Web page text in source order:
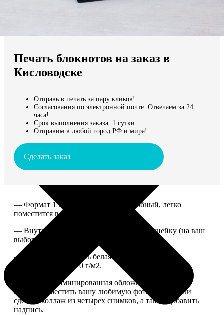
Мы доставляем по всему миру
Продолжить без города
Печать блокнотов на заказ в
Кисловодске
Отправь в печать за пару кликов!
Согласования по электронной почте. Отвечаем за 24
часа!
Срок выполнения заказа: 1 сутки
Отправим в любой город РФ и мира!
Сделать заказ
— Формат 15*20. Компактный и удобный, легко
поместится в сумку или рюкзак.
— Внутри 100 страниц в клетку или в линейку (на ваш
выбор), скрепленных сбоку скобой.
— Приятная на ощупь белая сатиновая бумага
плотностью 150-170 г/м2.
— Плотная ламинированная обложка. На обложке
можно разместить вашу любимую фотографию или
сделать коллаж из четырех снимков, а также добавить
надпись.